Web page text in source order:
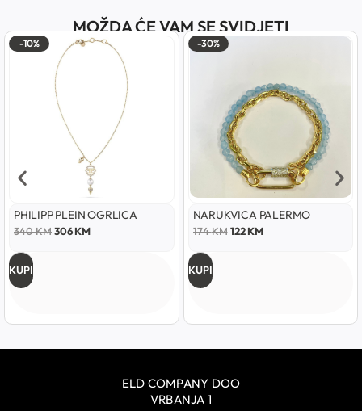
MOŽDA ĆE VAM SE SVIDJETI
-10%
PHILIPP PLEIN OGRLICA
340KM306KM
KUPI
-30%
NARUKVICA PALERMO
174KM 122KM
KUPI
ELD COMPANY DOO
VRBANJA 1